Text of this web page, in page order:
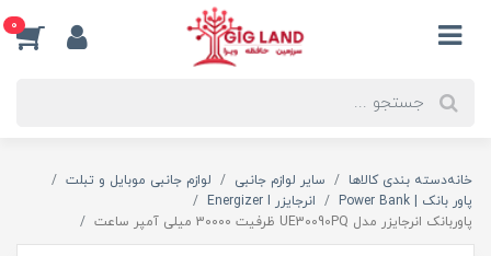
0
خانهدسته بندی کالاها سایر لوازم جانبی
لوازم جانبی موبایل و تبلت
پاور بانک | Power Bank
انرجایزر Energizer I
پاوربانک انرجایزر مدل UE30090PQ ظرفیت 30000 میلی آمپر ساعت